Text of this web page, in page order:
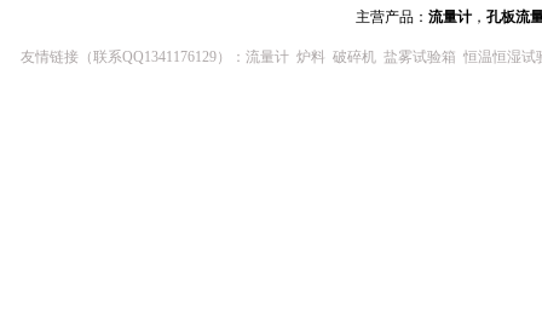
主营产品： 流量计， 孔板流
友情链接（联系QQ1341176129）： 流量计 炉料 破碎机 盐雾试验箱 恒温恒湿试